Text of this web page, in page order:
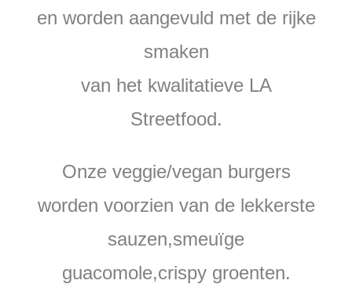
en worden aangevuld met de rijke
smaken
van het kwalitatieve LA
Streetfood.
Onze veggie/vegan burgers
worden voorzien van de lekkerste
sauzen,smeuïge
guacomole,crispy groenten.